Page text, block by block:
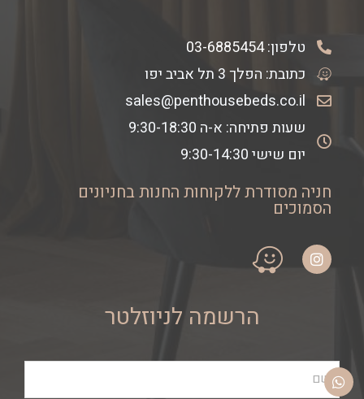
טלפון:03-6885454
כתובת: הפלך 3 תל אביב יפו
sales@penthousebeds.co.il
שעות פתיחה: א-ה 9:30-18:30
יום שישי 9:30-14:30
חניה מסודרת ללקוחות החנות בחניונים
הסמוכים
הרשמה לניוזלטר